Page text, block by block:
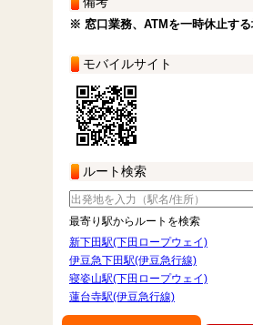
※ 窓口業務、ATMを一時休止する
モバイルサイト
ルート検索
最寄り駅からルートを検索
新下田駅(下田ロープウェイ)
伊豆急下田駅(伊豆急行線)
寝姿山駅(下田ロープウェイ)
蓮台寺駅(伊豆急行線)